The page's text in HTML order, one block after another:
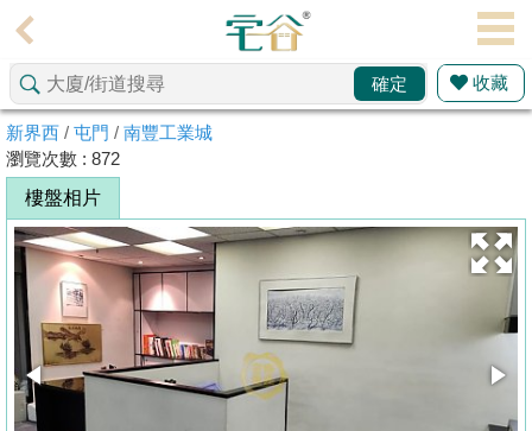
理
主
頁
搵
樓/
成
交
業
主
放
盤
確定 收藏
新界西 / 屯門 / 南豐工業城
瀏覽次數 : 872
樓盤相片